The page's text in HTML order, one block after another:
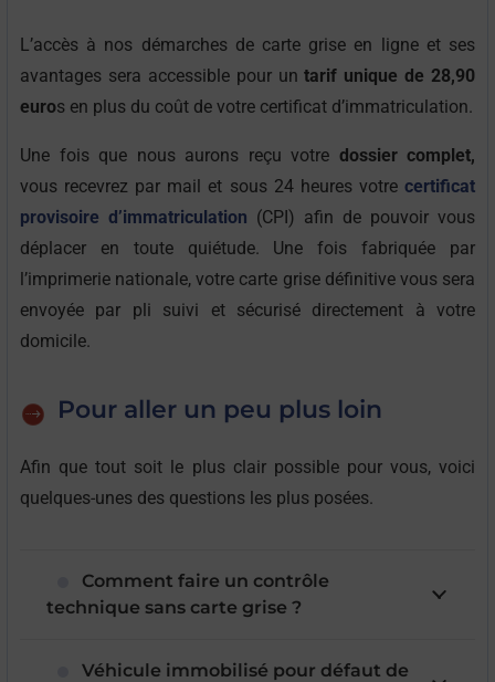
L’accès à nos démarches de carte grise en ligne et ses
avantages sera accessible pour un tarif unique de 28,90
euros en plus du coût de votre certificat d’immatriculation.
Une fois que nous aurons reçu votre dossier complet,
vous recevrez par mail et sous 24 heures votre certificat
provisoire d’immatriculation (CPI) afin de pouvoir vous
déplacer en toute quiétude. Une fois fabriquée par
l’imprimerie nationale, votre carte grise définitive vous sera
envoyée par pli suivi et sécurisé directement à votre
domicile.
Pour aller un peu plus loin
Afin que tout soit le plus clair possible pour vous, voici
quelques-unes des questions les plus posées.
Comment faire un contrôle
technique sans carte grise ?
Véhicule immobilisé pour défaut de